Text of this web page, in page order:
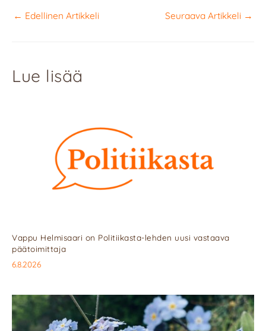
← Edellinen Artikkeli Seuraava Artikkeli →
Lue lisää
Vappu Helmisaari on Politiikasta-lehden uusi vastaava
päätoimittaja
6.8.2026